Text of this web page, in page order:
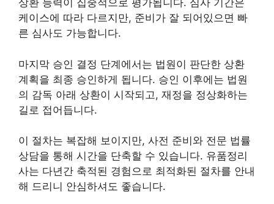
상환 능력이 집중적으로 평가됩니다. 심사 기간은
케이스에 따라 다르지만, 준비가 잘 되어있으면 빠
른 심사도 가능합니다.
마지막 승인 결정 단계에서는 법원이 판단한 상환
계획을 최종 승인하게 됩니다. 승인 이후에는 법원
의 감독 아래 상환이 시작되고, 재정을 정상화하는
길로 접어듭니다.
이 절차는 복잡해 보이지만, 사전 준비와 전문 법률
상담을 통해 시간을 단축할 수 있습니다. 유품정리
사는 다년간 축적된 경험으로 최적화된 절차를 안내
해 드리니 안심하셔도 좋습니다.